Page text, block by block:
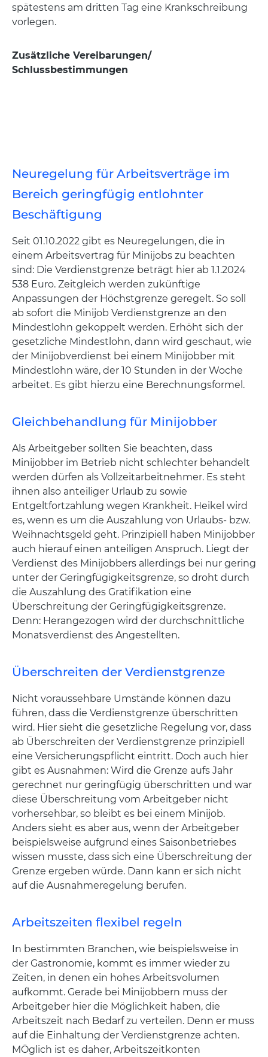
spätestens am dritten Tag eine Krankschreibung
vorlegen.
Zusätzliche Vereibarungen/
Schlussbestimmungen
Neuregelung für Arbeitsverträge im
Bereich geringfügig entlohnter
Beschäftigung
Seit 01.10.2022 gibt es Neuregelungen, die in
einem Arbeitsvertrag für Minijobs zu beachten
sind: Die Verdienstgrenze beträgt hier ab 1.1.2024
538 Euro. Zeitgleich werden zukünftige
Anpassungen der Höchstgrenze geregelt. So soll
ab sofort die Minijob Verdienstgrenze an den
Mindestlohn gekoppelt werden. Erhöht sich der
gesetzliche Mindestlohn, dann wird geschaut, wie
der Minijobverdienst bei einem Minijobber mit
Mindestlohn wäre, der 10 Stunden in der Woche
arbeitet. Es gibt hierzu eine Berechnungsformel.
Gleichbehandlung für Minijobber
Als Arbeitgeber sollten Sie beachten, dass
Minijobber im Betrieb nicht schlechter behandelt
werden dürfen als Vollzeitarbeitnehmer. Es steht
ihnen also anteiliger Urlaub zu sowie
Entgeltfortzahlung wegen Krankheit. Heikel wird
es, wenn es um die Auszahlung von Urlaubs- bzw.
Weihnachtsgeld geht. Prinzipiell haben Minijobber
auch hierauf einen anteiligen Anspruch. Liegt der
Verdienst des Minijobbers allerdings bei nur gering
unter der Geringfügigkeitsgrenze, so droht durch
die Auszahlung des Gratifikation eine
Überschreitung der Geringfügigkeitsgrenze.
Denn: Herangezogen wird der durchschnittliche
Monatsverdienst des Angestellten.
Überschreiten der Verdienstgrenze
Nicht voraussehbare Umstände können dazu
führen, dass die Verdienstgrenze überschritten
wird. Hier sieht die gesetzliche Regelung vor, dass
ab Überschreiten der Verdienstgrenze prinzipiell
eine Versicherungspflicht eintritt. Doch auch hier
gibt es Ausnahmen: Wird die Grenze aufs Jahr
gerechnet nur geringfügig überschritten und war
diese Überschreitung vom Arbeitgeber nicht
vorhersehbar, so bleibt es bei einem Minijob.
Anders sieht es aber aus, wenn der Arbeitgeber
beispielsweise aufgrund eines Saisonbetriebes
wissen musste, dass sich eine Überschreitung der
Grenze ergeben würde. Dann kann er sich nicht
auf die Ausnahmeregelung berufen.
Arbeitszeiten flexibel regeln
In bestimmten Branchen, wie beispielsweise in
der Gastronomie, kommt es immer wieder zu
Zeiten, in denen ein hohes Arbeitsvolumen
aufkommt. Gerade bei Minijobbern muss der
Arbeitgeber hier die Möglichkeit haben, die
Arbeitszeit nach Bedarf zu verteilen. Denn er muss
auf die Einhaltung der Verdienstgrenze achten.
MÖglich ist es daher, Arbeitszeitkonten